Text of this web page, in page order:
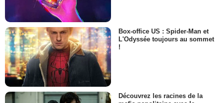
Box-office US : Spider-Man et
L'Odyssée toujours au sommet
!
Découvrez les racines de la